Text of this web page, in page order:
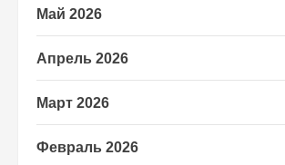
Май 2026
Апрель 2026
Март 2026
Февраль 2026